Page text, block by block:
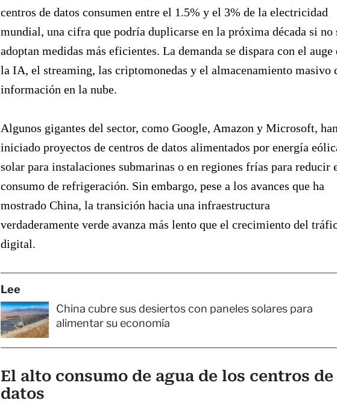
centros de datos consumen entre el 1.5% y el 3% de la electricidad
mundial, una cifra que podría duplicarse en la próxima década si no
adoptan medidas más eficientes. La demanda se dispara con el auge
la IA, el streaming, las criptomonedas y el almacenamiento masivo
información en la nube.
Algunos gigantes del sector, como Google, Amazon y Microsoft, han
iniciado proyectos de centros de datos alimentados por energía
solar para instalaciones submarinas o en regiones frías para reducir
consumo de refrigeración. Sin embargo, pese a los avances que ha
mostrado China, la transición hacia una infraestructura
verdaderamente verde avanza más lento que el crecimiento del
digital.
Lee
China cubre sus desiertos con paneles solares para
alimentar su economía
El alto consumo de agua de los centros de
datos